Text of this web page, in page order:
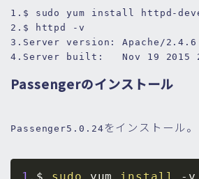
1.
2.
3. Server version: Apache/ 2.4 .6
4. Server built:   Nov 19 2015
Passengerのインストール
Passenger5.0.24 をインストール。